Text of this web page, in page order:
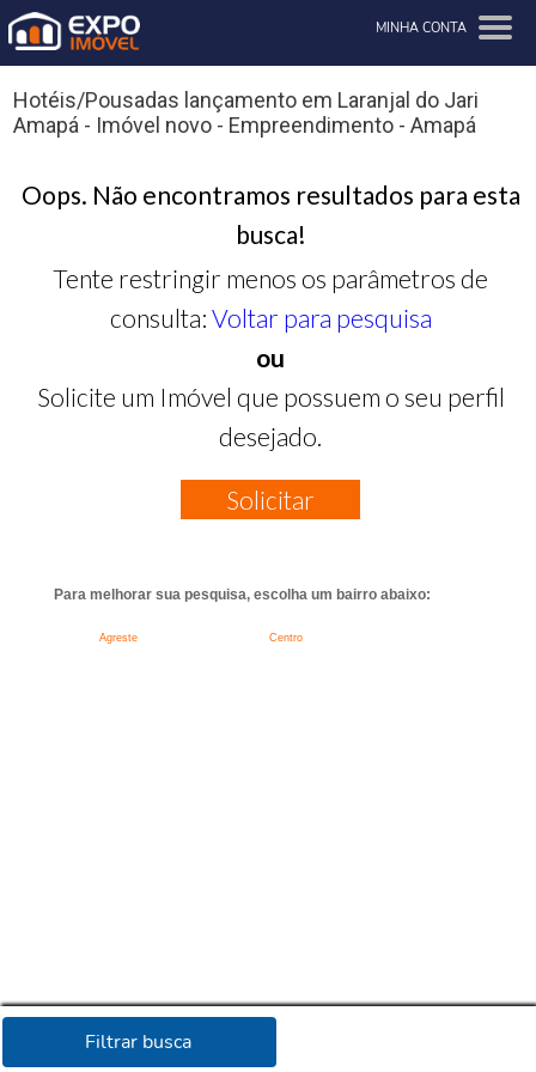
MINHA CONTA
Filtrar busca
Hotéis/Pousadas lançamento em Laranjal do Jari
Amapá - Imóvel novo - Empreendimento - Amapá
Oops. Não encontramos resultados para esta
busca!
Tente restringir menos os parâmetros de
consulta: Voltar para pesquisa
ou
Solicite um Imóvel que possuem o seu perfil
desejado.
Solicitar
Para melhorar sua pesquisa, escolha um bairro abaixo:
Agreste Centro